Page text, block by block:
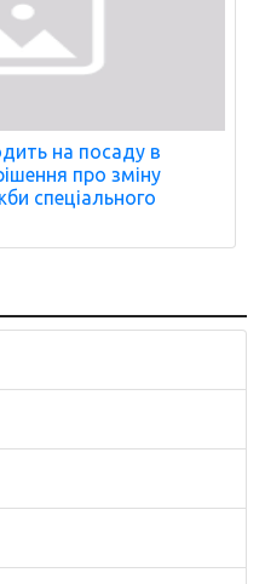
на посаду в
про зміну
спеціального